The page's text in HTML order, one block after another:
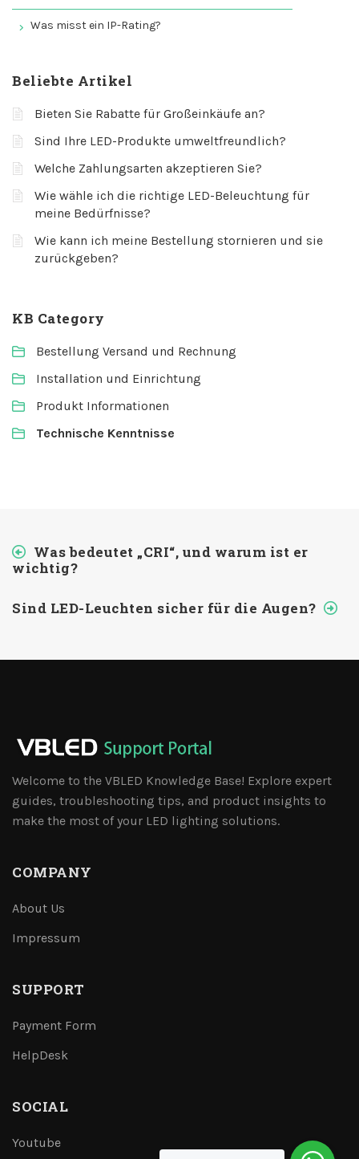
Was misst ein IP-Rating?
Beliebte Artikel
Bieten Sie Rabatte für Großeinkäufe an?
Sind Ihre LED-Produkte umweltfreundlich?
Welche Zahlungsarten akzeptieren Sie?
Wie wähle ich die richtige LED-Beleuchtung für
meine Bedürfnisse?
Wie kann ich meine Bestellung stornieren und sie
zurückgeben?
KB Category
Bestellung Versand und Rechnung
Installation und Einrichtung
Produkt Informationen
Technische Kenntnisse
Was bedeutet „CRI“, und warum ist er
wichtig?
Sind LED-Leuchten sicher für die Augen?
Welcome to the VBLED Knowledge Base! Explore expert
guides, troubleshooting tips, and product insights to
make the most of your LED lighting solutions.
COMPANY
About Us
Impressum
SUPPORT
Payment Form
HelpDesk
SOCIAL
Youtube